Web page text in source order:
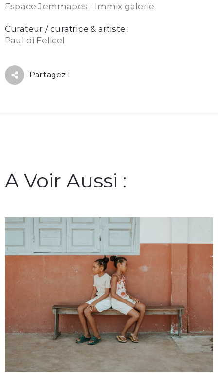
Espace Jemmapes - Immix galerie
Curateur / curatrice & artiste :
Paul di Felicel
Partagez !
A Voir Aussi :